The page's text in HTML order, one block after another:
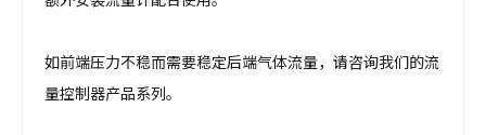
如前端压力不稳而需要稳定后端气体流量，请咨询我们的流
量控制器产品系列。